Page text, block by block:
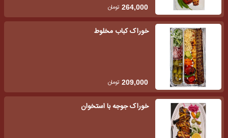
264,000 تومان
خوراک کباب مخلوط
209,000 تومان
خوراک جوجه با استخوان